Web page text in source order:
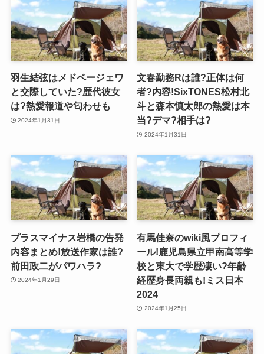
羽生結弦はメドベージェワ
と交際していた?歴代彼女
は?熱愛報道や匂わせも
2024年1月31日
文春勤務Rは誰?正体は何
者?内容!SixTONES松村北
斗と森本慎太郎の熱愛は本
当?デマ?相手は?
2024年1月31日
プラスマイナス岩橋の告発
内容まとめ!放送作家は誰?
前田政二がパワハラ?
2024年1月29日
有馬佳奈のwiki風プロフィ
ール!鹿児島県立甲南高等学
校と東大で学歴凄い?年齢
経歴身長両親も!ミス日本
2024
2024年1月25日